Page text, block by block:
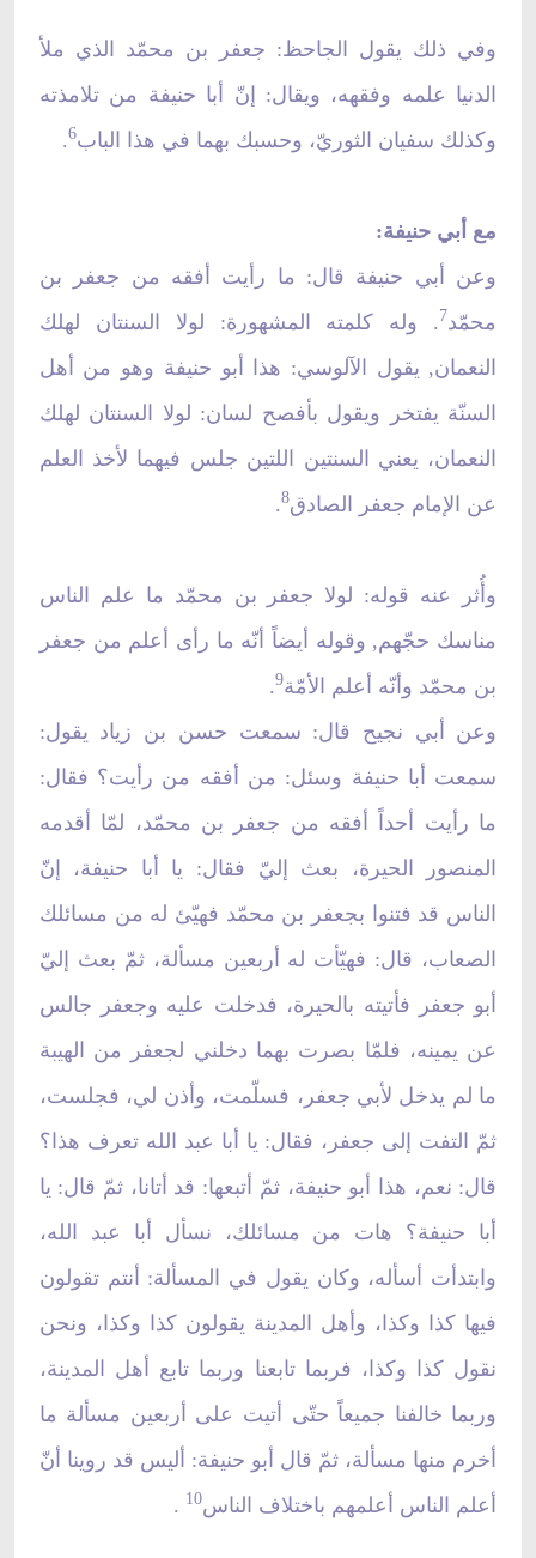
وفي ذلك يقول الجاحظ: جعفر بن محمّد الذي ملأ
الدنيا علمه وفقهه، ويقال: إنّ أبا حنيفة من تلامذته
وكذلك سفيان الثوريّ، وحسبك بهما في هذا الباب6
.
مع أبي حنيفة:
وعن أبي حنيفة قال: ما رأيت أفقه من جعفر بن
محمّد7 . وله كلمته المشهورة: لولا السنتان لهلك
النعمان, يقول الآلوسي: هذا أبو حنيفة وهو من أهل
السنّة يفتخر ويقول بأفصح لسان: لولا السنتان لهلك
النعمان، يعني السنتين اللتين جلس فيهما لأخذ العلم
عن الإمام جعفر الصادق8
.
وأُثر عنه قوله: لولا جعفر بن محمّد ما علم الناس
مناسك حجّهم, وقوله أيضاً أنّه ما رأى أعلم من جعفر
بن محمّد وأنّه أعلم الأمّة9
.
وعن أبي نجيح قال: سمعت حسن بن زياد يقول:
سمعت أبا حنيفة وسئل: من أفقه من رأيت؟ فقال:
ما رأيت أحداً أفقه من جعفر بن محمّد، لمّا أقدمه
المنصور الحيرة، بعث إليّ فقال: يا أبا حنيفة، إنّ
الناس قد فتنوا بجعفر بن محمّد فهيّئ له من مسائلك
الصعاب، قال: فهيّأت له أربعين مسألة، ثمّ بعث إليّ
أبو جعفر فأتيته بالحيرة، فدخلت عليه وجعفر جالس
عن يمينه، فلمّا بصرت بهما دخلني لجعفر من الهيبة
ما لم يدخل لأبي جعفر، فسلّمت، وأذن لي، فجلست،
ثمّ التفت إلى جعفر، فقال: يا أبا عبد الله تعرف هذا؟
قال: نعم، هذا أبو حنيفة، ثمّ أتبعها: قد أتانا، ثمّ قال: يا
أبا حنيفة؟ هات من مسائلك، نسأل أبا عبد الله،
وابتدأت أسأله، وكان يقول في المسألة: أنتم تقولون
فيها كذا وكذا، وأهل المدينة يقولون كذا وكذا، ونحن
نقول كذا وكذا، فربما تابعنا وربما تابع أهل المدينة،
وربما خالفنا جميعاً حتّى أتيت على أربعين مسألة ما
أخرم منها مسألة، ثمّ قال أبو حنيفة: أليس قد روينا أنّ
أعلم الناس أعلمهم باختلاف الناس10
.